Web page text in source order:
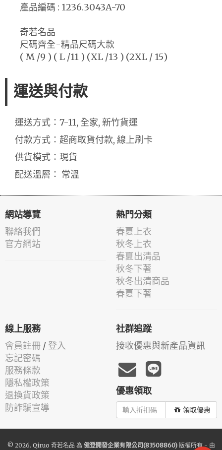
產品編碼 : 1236.3043A-70
奇若名品
尺碼齊全-精品尺碼大款
( M /9 ) ( L /11 ) (XL /13 ) (2XL / 15)
運送與付款
運送方式：7-11, 全家, 新竹貨運
付款方式：超商取貨付款, 線上刷卡
供貨模式：現貨
配送溫層： 常溫
網站導覽
聯絡我們
官方網站
熱門分類
春夏上衣
秋冬上衣
春夏出清品
秋冬下著
秋冬出清商品
春夏下著
線上服務
會員註冊 / 登入
忘記密碼
服務條款
隱私權政策
退換貨政策
防詐騙宣導
社群追蹤
接收優惠與新產品資訊
優惠領取
領取優惠
© 2026. Qiruo 奇若名品 為 健登開發企業有限公司(83508860)版權所有 - 由